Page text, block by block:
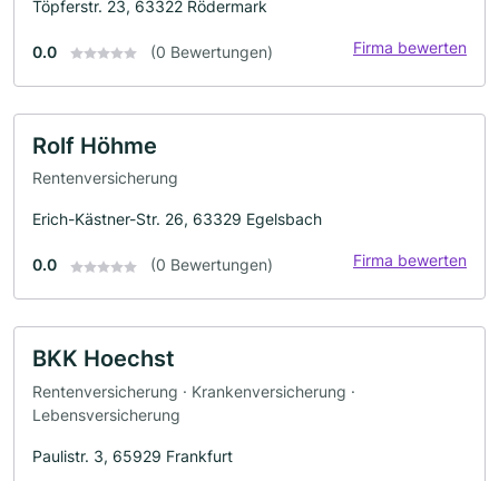
Töpferstr. 23, 63322 Rödermark
0.0 (0 Bewertungen) Firma bewerten
Rolf Höhme
Rentenversicherung
Erich-Kästner-Str. 26, 63329 Egelsbach
0.0 (0 Bewertungen) Firma bewerten
BKK Hoechst
Rentenversicherung · Krankenversicherung ·
Lebensversicherung
Paulistr. 3, 65929 Frankfurt